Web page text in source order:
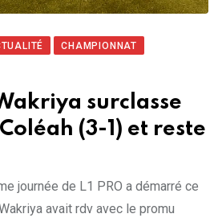
CHAMPIONNAT
surclasse
(3-1) et reste
journée de L1 PRO a démarré ce
avait rdv avec le promu